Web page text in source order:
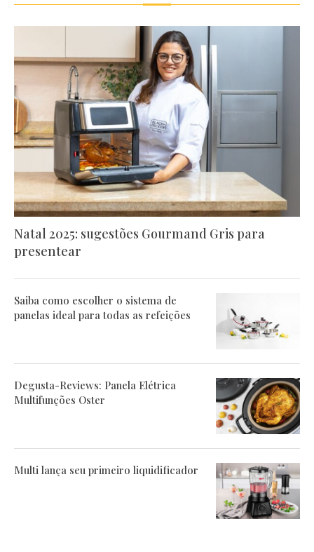
Natal 2025: sugestões Gourmand Gris para
presentear
Saiba como escolher o sistema de
panelas ideal para todas as refeições
Degusta-Reviews: Panela Elétrica
Multifunções Oster
Multi lança seu primeiro liquidificador